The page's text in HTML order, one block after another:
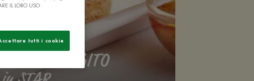
IL LORO USO
tutti i cookie